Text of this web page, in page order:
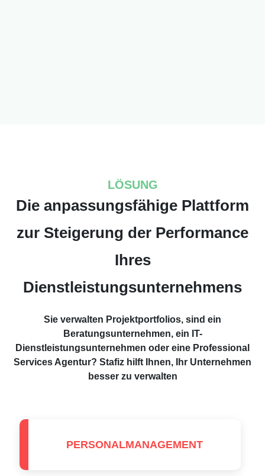
LÖSUNG
Die anpassungsfähige Plattform
zur Steigerung der Performance
Ihres
Dienstleistungsunternehmens
Sie verwalten Projektportfolios, sind ein
Beratungsunternehmen, ein IT-
Dienstleistungsunternehmen oder eine Professional
Services Agentur? Stafiz hilft Ihnen, Ihr Unternehmen
besser zu verwalten
PERSONALMANAGEMENT